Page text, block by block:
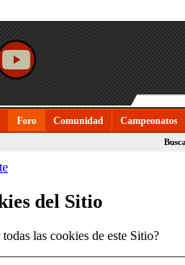
Foro Comunidad Campeonatos
del Sitio
las cookies de este Sitio?